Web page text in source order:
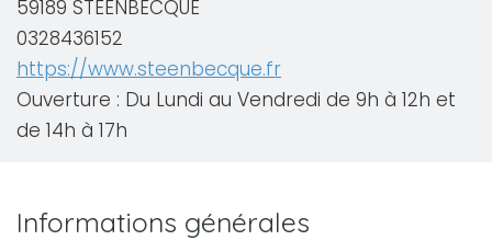
59189 STEENBECQUE
0328436152
https://www.steenbecque.fr
Ouverture : Du Lundi au Vendredi de 9h à 12h et
de 14h à 17h
Informations générales